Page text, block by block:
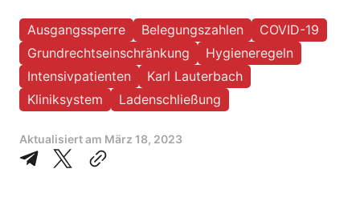
Ausgangssperre Belegungszahlen
COVID-19
Grundrechtseinschränkung
Hygieneregeln
Intensivpatienten
Karl Lauterbach
Kliniksystem
Ladenschließung
Aktualisiert am März 18, 2023